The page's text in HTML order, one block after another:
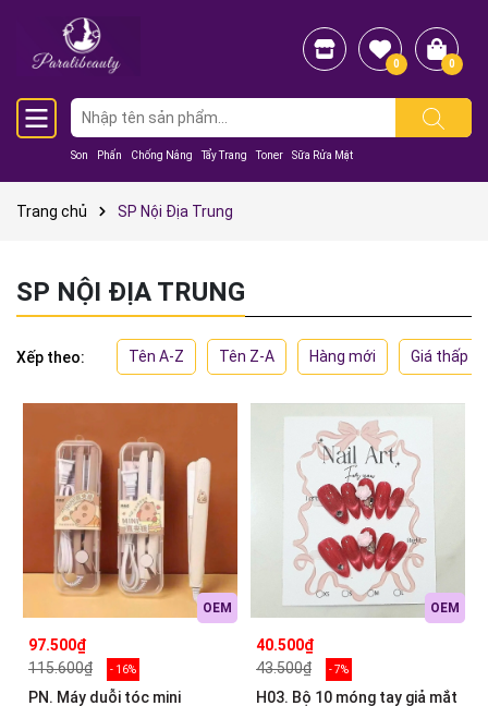
Son Phấn Chống Nắng Tẩy Trang Toner Sữa Rửa Mặt
0 0
Trang chủ SP Nội Địa Trung
SP NỘI ĐỊA TRUNG
Xếp theo: Tên A-Z Tên Z-A Hàng mới Giá thấp
OEM
97.500₫
115.600₫
- 16%
PN. Máy duỗi tóc mini
OEM
40.500₫
43.500₫
- 7%
H03. Bộ 10 móng tay giả mắt